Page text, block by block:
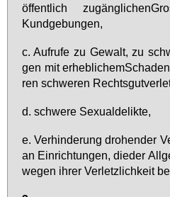
öf­fent­lich
Kund­ge­bun­gen,
c. Auf­ru­fe zu Ge­walt, zu
gen mit
ren schwe­ren
d. schwe­re Se­xu­al­de­lik­te,
e. Ver­hin­de­rung dro­hen­der
an Ein­rich­tun­gen, di­eder
we­gen ih­rer Ver­letz­lich­keit